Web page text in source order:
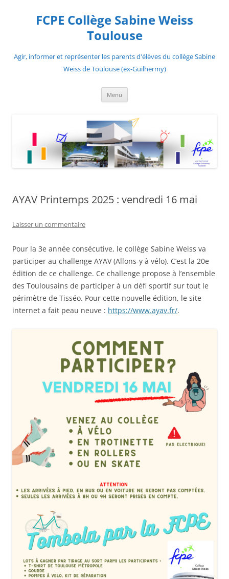
contenuFCPE Collège Sabine Weiss
Toulouse
Agir, informer et représenter les parents d'élèves du collège Sabine
Weiss de Toulouse (ex-Guilhermy)
Menu
AYAV Printemps 2025 : vendredi 16 mai
Laisser un commentaire
Pour la 3e année consécutive, le collège Sabine Weiss va
participer au challenge AYAV (Allons-y à vélo). C’est la 20e
édition de ce challenge. Ce challenge propose à l’ensemble
des Toulousains de participer à un défi sportif sur tout le
périmètre de Tisséo. Pour cette nouvelle édition, le site
internet a fait peau neuve : https://www.ayav.fr/.